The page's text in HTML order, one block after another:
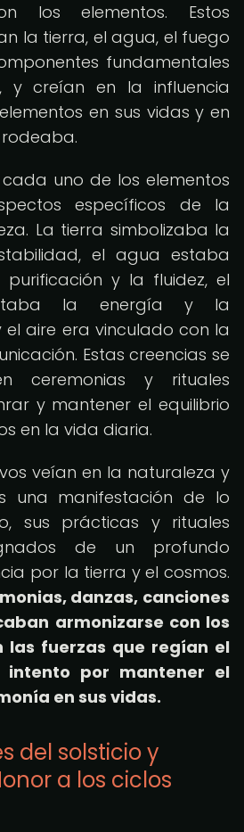
los elementos. Estos
la tierra, el agua, el fuego
fundamentales
y creían en la influencia
en sus vidas y en
uno de los elementos
específicos de la
La tierra simbolizaba la
el agua estaba
y la fluidez, el
la energía y la
el aire era vinculado con la
Estas creencias se
ceremonias y rituales
y mantener el equilibrio
en la vida diaria.
veían en la naturaleza y
una manifestación de lo
sus prácticas y rituales
de un profundo
por la tierra y el cosmos.
danzas, canciones
armonizarse con los
las fuerzas que regían el
intento por mantener el
en sus vidas.
del solsticio y
a los ciclos